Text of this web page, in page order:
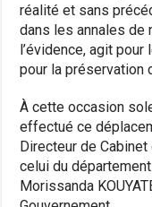
réalité et sans
dans les annales de
l’évidence, agit
pour la préservation
À cette occasion
effectué ce
Directeur de
celui du
Morissanda